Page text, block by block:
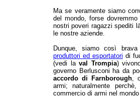
Ma se veramente siamo
del mondo, forse
nostri poveri ragazzi spediti
le nostre aziende.
Dunque, siamo così
produttori ed esportatori di
(vedi laval Trompia)
governo Berlusconi ha da
accordo di Farnborough,
armi; naturalmente
commercio di armi nel